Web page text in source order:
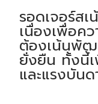
รอดเจอร์ส
เนื่องเพื่อคว
ต้องเน้นพัฒ
ยั่งยืน ทั้งนี้
และแรงบัน